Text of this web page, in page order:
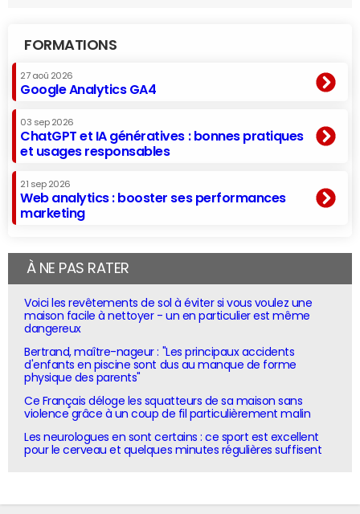
FORMATIONS
27 aoû 2026
Google Analytics GA4
03 sep 2026
ChatGPT et IA génératives : bonnes pratiques
et usages responsables
21 sep 2026
Web analytics : booster ses performances
marketing
À NE PAS RATER
Voici les revêtements de sol à éviter si vous voulez une
maison facile à nettoyer - un en particulier est même
dangereux
Bertrand, maître-nageur : "Les principaux accidents
d'enfants en piscine sont dus au manque de forme
physique des parents"
Ce Français déloge les squatteurs de sa maison sans
violence grâce à un coup de fil particulièrement malin
Les neurologues en sont certains : ce sport est excellent
pour le cerveau et quelques minutes régulières suffisent